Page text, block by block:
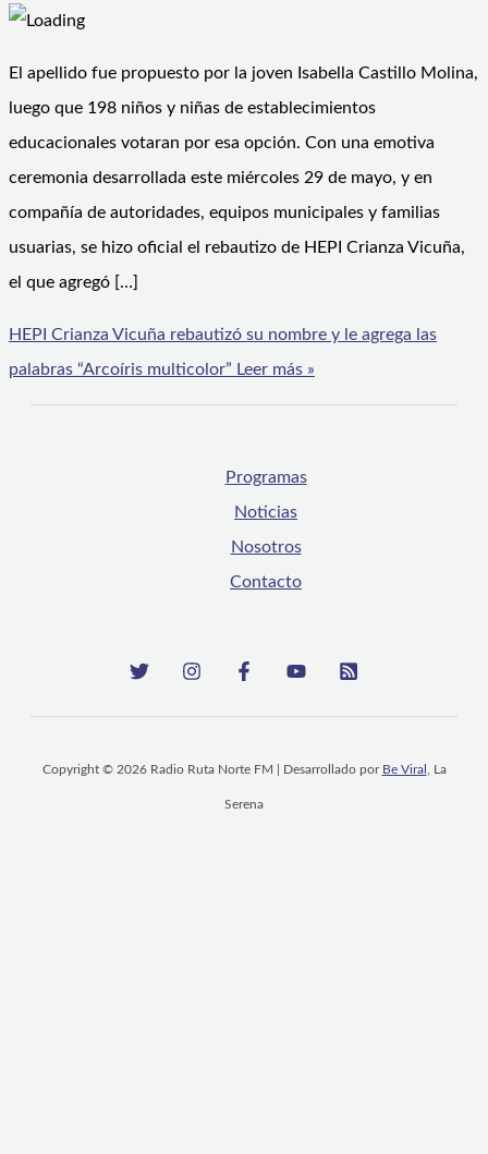
El apellido fue propuesto por la joven Isabella Castillo Molina,
luego que 198 niños y niñas de establecimientos
educacionales votaran por esa opción. Con una emotiva
ceremonia desarrollada este miércoles 29 de mayo, y en
compañía de autoridades, equipos municipales y familias
usuarias, se hizo oficial el rebautizo de HEPI Crianza Vicuña,
el que agregó […]
HEPI Crianza Vicuña rebautizó su nombre y le agrega las
palabras “Arcoíris multicolor” Leer más »
Programas
Noticias
Nosotros
Contacto
Copyright © 2026 Radio Ruta Norte FM | Desarrollado por Be Viral , La
Serena